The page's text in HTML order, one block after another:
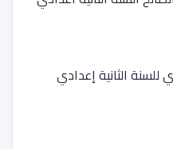
للسنة الثانية إعدادي